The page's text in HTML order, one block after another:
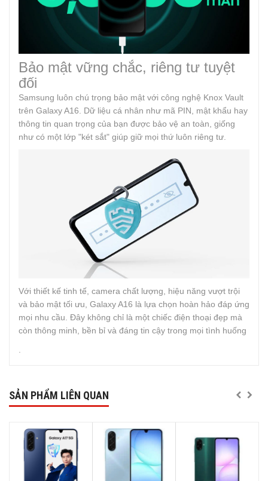
Bảo mật vững chắc, riêng tư tuyệt
đối
Samsung luôn chú trọng bảo mật với công nghệ Knox Vault
trên Galaxy A16. Dữ liệu cá nhân như mã PIN, mật khẩu hay
thông tin quan trọng của bạn được bảo vệ an toàn, giống
như có một lớp "két sắt" giúp giữ mọi thứ luôn riêng tư.
Với thiết kế tinh tế, camera chất lượng, hiệu năng vượt trội
và bảo mật tối ưu, Galaxy A16 là lựa chọn hoàn hảo đáp ứng
mọi nhu cầu. Đây không chỉ là một chiếc điện thoại đẹp mà
còn thông minh, bền bỉ và đáng tin cậy trong mọi tình huống
SẢN PHẨM LIÊN QUAN